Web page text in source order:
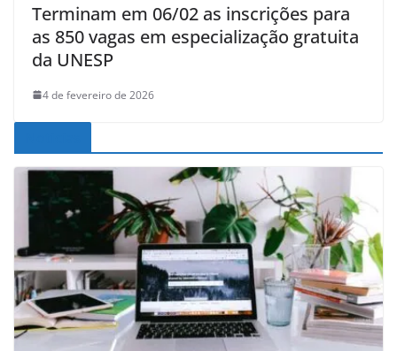
Terminam em 06/02 as inscrições para
as 850 vagas em especialização gratuita
da UNESP
4 de fevereiro de 2026